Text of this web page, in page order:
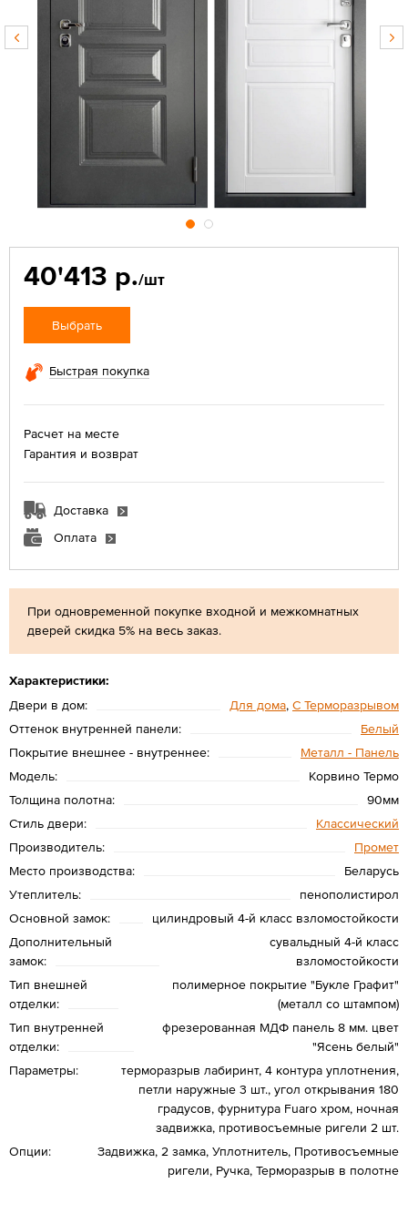
При одновременной покупке входной и межкомнатных
дверей скидка 5% на весь заказ.
Характеристики:
Двери в дом:
Для дома, С Терморазрывом
Оттенок внутренней панели:
Белый
Покрытие внешнее - внутреннее:
Металл - Панель
Модель:
Корвино Термо
Толщина полотна:
90мм
Стиль двери:
Классический
Производитель:
Промет
Место производства:
Беларусь
Утеплитель:
пенополистирол
Основной замок:
цилиндровый 4-й класс взломостойкости
Дополнительный
замок:
сувальдный 4-й класс
взломостойкости
Тип внешней
отделки:
полимерное покрытие "Букле Графит"
(металл со штампом)
Тип внутренней
отделки:
фрезерованная МДФ панель 8 мм. цвет
"Ясень белый"
Параметры:
терморазрыв лабиринт, 4 контура уплотнения,
петли наружные 3 шт., угол открывания 180
градусов, фурнитура Fuaro хром, ночная
задвижка, противосъемные ригели 2 шт.
Опции:
Задвижка, 2 замка, Уплотнитель, Противосъемные
ригели, Ручка, Терморазрыв в полотне
40'413 р./шт
Выбрать
Быстрая покупка
Расчет на месте
Гарантия и возврат
Доставка
Оплата